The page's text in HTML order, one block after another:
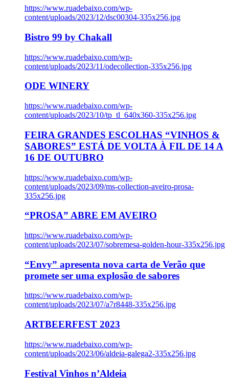
https://www.ruadebaixo.com/wp-
content/uploads/2023/12/dsc00304-335x256.jpg
Bistro 99 by Chakall
https://www.ruadebaixo.com/wp-
content/uploads/2023/11/odecollection-335x256.jpg
ODE WINERY
https://www.ruadebaixo.com/wp-
content/uploads/2023/10/tp_tl_640x360-335x256.jpg
FEIRA GRANDES ESCOLHAS “VINHOS &
SABORES” ESTÁ DE VOLTA À FIL DE 14 A
16 DE OUTUBRO
https://www.ruadebaixo.com/wp-
content/uploads/2023/09/ms-collection-aveiro-prosa-
335x256.jpg
“PROSA” ABRE EM AVEIRO
https://www.ruadebaixo.com/wp-
content/uploads/2023/07/sobremesa-golden-hour-335x256.jpg
“Envy” apresenta nova carta de Verão que
promete ser uma explosão de sabores
https://www.ruadebaixo.com/wp-
content/uploads/2023/07/a7r8448-335x256.jpg
ARTBEERFEST 2023
https://www.ruadebaixo.com/wp-
content/uploads/2023/06/aldeia-galega2-335x256.jpg
Festival Vinhos n’Aldeia